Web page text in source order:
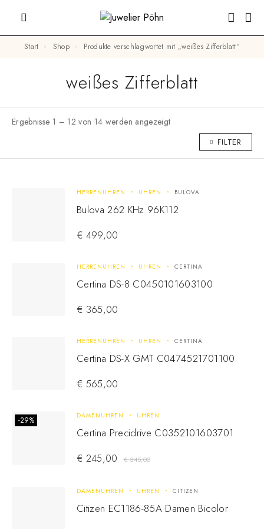
Start Shop Produkte verschlagwortet mit „weißes Zifferblatt“
weißes Zifferblatt
Ergebnisse 1 – 12 von 14 werden angezeigt
FILTER
HERRENUHREN UHREN BULOVA
Bulova 262 KHz 96K112
€ 499,00
HERRENUHREN UHREN CERTINA
Certina DS-8 C0450101603100
€ 365,00
HERRENUHREN UHREN CERTINA
Certina DS-X GMT C0474521701100
€ 565,00
-29% DAMENUHREN UHREN
Certina Precidrive C0352101603701
€345,00
€ 245,00
DAMENUHREN UHREN CITIZEN
Citizen EC1186-85A Damen Bicolor